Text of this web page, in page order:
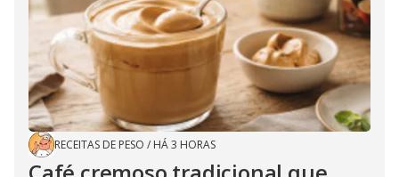
RECEITAS DE PESO / HÁ 3 HORAS